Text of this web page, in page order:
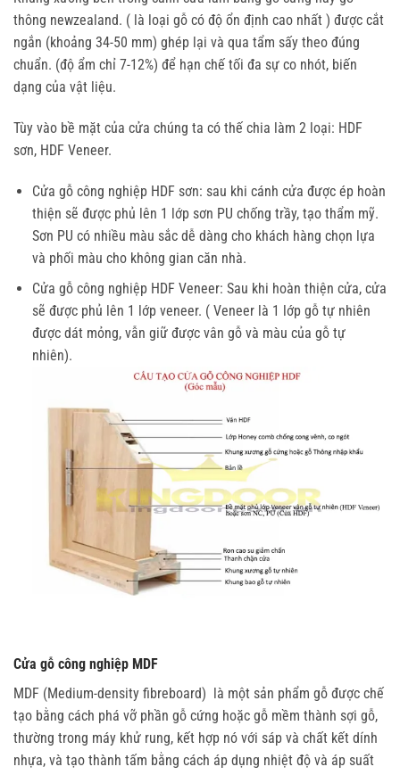
thông newzealand. ( là loại gỗ có độ ổn định cao nhất ) được cắt
ngắn (khoảng 34-50 mm) ghép lại và qua tẩm sấy theo đúng
chuẩn. (độ ẩm chỉ 7-12%) để hạn chế tối đa sự co nhót, biến
dạng của vật liệu.
Tùy vào bề mặt của cửa chúng ta có thế chia làm 2 loại: HDF
sơn, HDF Veneer.
Cửa gỗ công nghiệp HDF sơn: sau khi cánh cửa được ép hoàn
thiện sẽ được phủ lên 1 lớp sơn PU chống trầy, tạo thẩm mỹ.
Sơn PU có nhiều màu sắc dễ dàng cho khách hàng chọn lựa
và phối màu cho không gian căn nhà.
Cửa gỗ công nghiệp HDF Veneer: Sau khi hoàn thiện cửa, cửa
sẽ được phủ lên 1 lớp veneer. ( Veneer là 1 lớp gỗ tự nhiên
được dát mỏng, vẫn giữ được vân gỗ và màu của gỗ tự
nhiên).
Cửa gỗ công nghiệp MDF
MDF (Medium-density fibreboard) là một sản phẩm gỗ được chế
tạo bằng cách phá vỡ phần gỗ cứng hoặc gỗ mềm thành sợi gỗ,
thường trong máy khử rung, kết hợp nó với sáp và chất kết dính
nhựa, và tạo thành tấm bằng cách áp dụng nhiệt độ và áp suất